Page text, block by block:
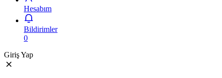
Hesabım
Bildirimler
0
Giriş Yap